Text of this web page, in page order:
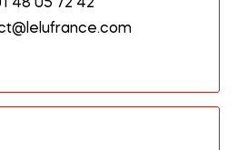
48 05 72 42